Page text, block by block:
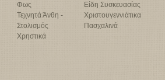
Φως
Τεχνητά Άνθη -
Στολισμός
Χρηστικά
Είδη Συσκευασίας
Χριστουγεννιάτικα
Πασχαλινά